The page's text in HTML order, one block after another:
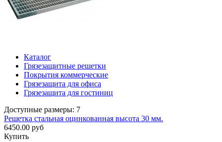
Каталог
Грязезащитные решетки
Покрытия коммерческие
Грязезащита для офиса
Грязезащита для гостиниц
Доступные размеры: 7
Решетка стальная оцинкованная высота 30 мм.
6450.00 руб
Купить